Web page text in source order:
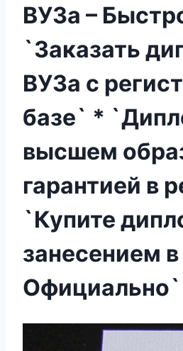
ВУЗа –
`Заказать
ВУЗа с
базе` *
высшем
гарантией в
`Купите
занесением
Официально`